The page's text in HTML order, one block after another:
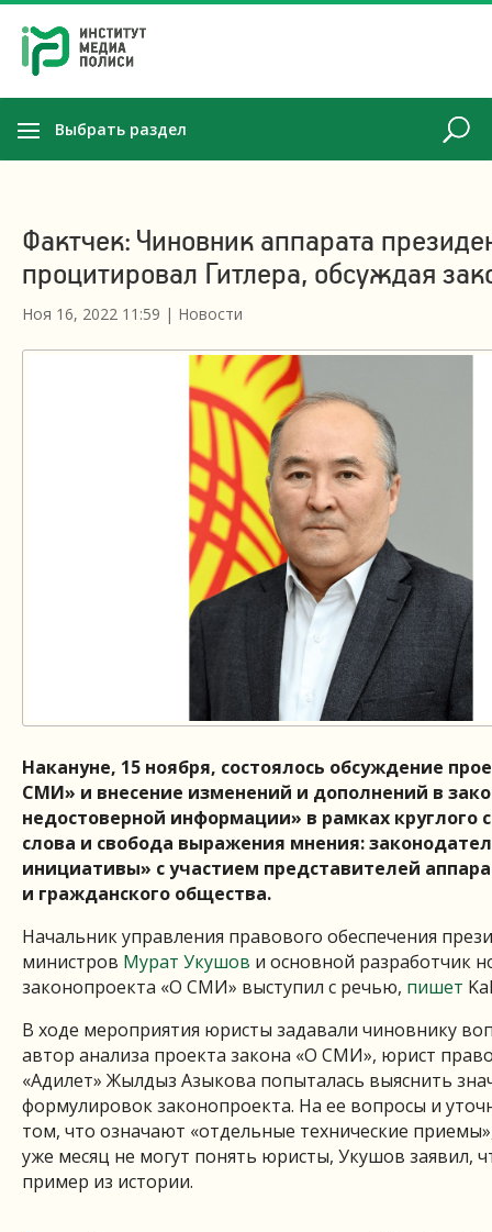
Выбрать раздел
Фактчек: Чиновник аппарата
процитировал Гитлера, обсуждая
Ноя 16, 2022 11:59 | Новости
Накануне, 15 ноября, состоялось обсуждение
СМИ» и внесение изменений и дополнений в
недостоверной информации» в рамках круглого
слова и свобода выражения мнения:
инициативы» с участием представителей
и гражданского общества.
Начальник управления правового обеспечения
министров Мурат Укушов и основной разработчик
законопроекта «О СМИ» выступил с речью, пишет
В ходе мероприятия юристы задавали чиновнику
автор анализа проекта закона «О СМИ», юрист
«Адилет» Жылдыз Азыкова попыталась выяснить
формулировок законопроекта. На ее вопросы и
том, что означают «отдельные технические
уже месяц не могут понять юристы, Укушов заявил,
пример из истории.